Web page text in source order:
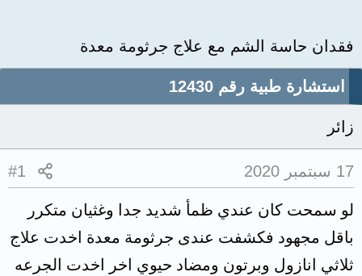
فقدان حاسة الشم مع علاج جرثومة معدة
استشارة طبية رقم 12430
زائر
17 سبتمبر 2020 #1
لو سمحت كان عندي ظمأ شديد جدا وغثيان متكرر
باقل مجهود فكشفت عندى جرثومة معدة اخدت علاج
ثلاثي انازول وبرتون ومضاد حيوي اخر اخدت الجرعه